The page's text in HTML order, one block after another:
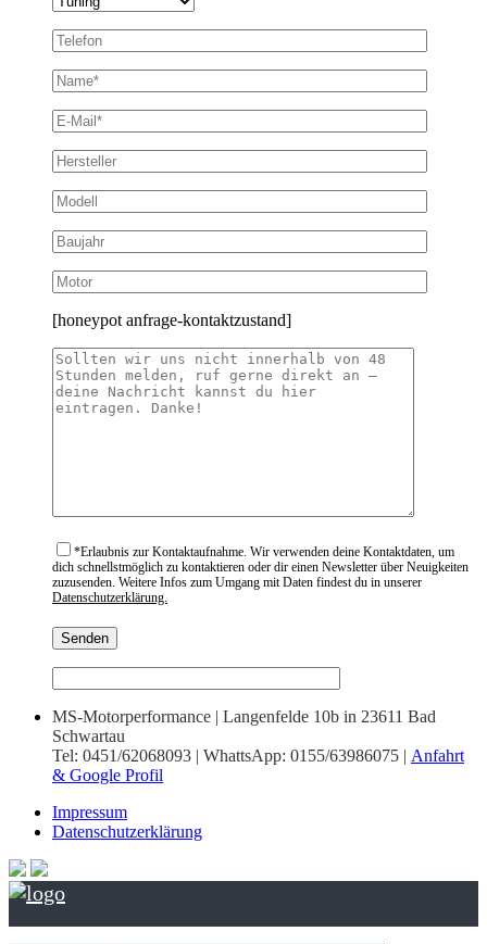
[honeypot anfrage-kontaktzustand]
*Erlaubnis zur Kontaktaufnahme. Wir verwenden deine Kontaktdaten, um
dich schnellstmöglich zu kontaktieren oder dir einen Newsletter über Neuigkeiten
zuzusenden. Weitere Infos zum Umgang mit Daten findest du in unserer
Datenschutzerklärung.
MS-Motorperformance | Langenfelde 10b in 23611 Bad
Schwartau
Tel: 0451/62068093 | WhattsApp: 0155/63986075 | Anfahrt
& Google Profil
Impressum
Datenschutzerklärung